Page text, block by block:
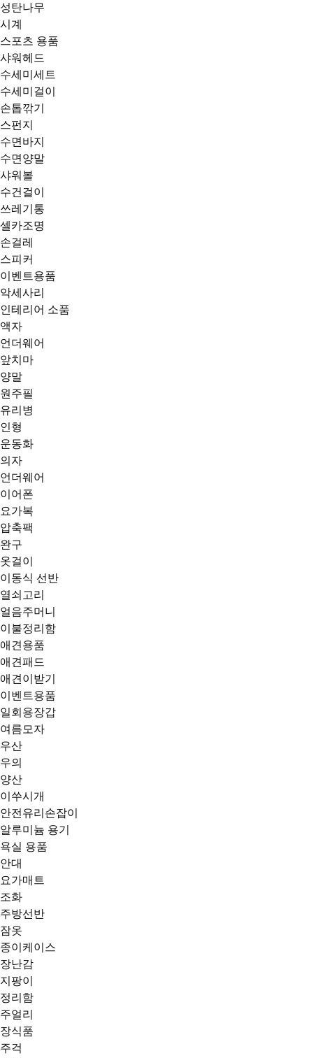
성탄나무
시계
스포츠 용품
샤워헤드
수세미세트
수세미걸이
손톱깎기
스펀지
수면바지
수면양말
샤워볼
수건걸이
쓰레기통
셀카조명
손걸레
스피커
이벤트용품
악세사리
인테리어 소품
액자
언더웨어
앞치마
양말
원주필
유리병
인형
운동화
의자
언더웨어
이어폰
요가복
압축팩
완구
옷걸이
이동식 선반
열쇠고리
얼음주머니
이불정리함
애견용품
애견패드
애견이받기
이벤트용품
일회용장갑
여름모자
우산
우의
양산
이쑤시개
안전유리손잡이
알루미늄 용기
욕실 용품
안대
요가매트
조화
주방선반
잠옷
종이케이스
장난감
지팡이
정리함
주얼리
장식품
주걱